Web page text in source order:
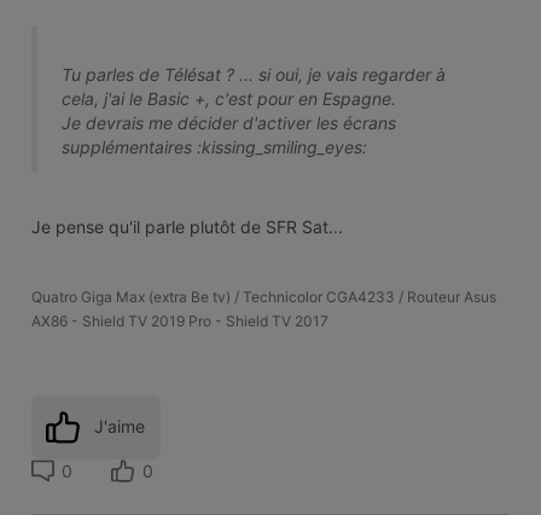
Tu parles de Télésat ? ... si oui, je vais regarder à
cela, j'ai le Basic +, c'est pour en Espagne.
Je devrais me décider d'activer les écrans
supplémentaires :kissing_smiling_eyes:
Je pense qu'il parle plutôt de SFR Sat...
Quatro Giga Max (extra Be tv) / Technicolor CGA4233 / Routeur Asus
AX86 - Shield TV 2019 Pro - Shield TV 2017
J'aime
0 0